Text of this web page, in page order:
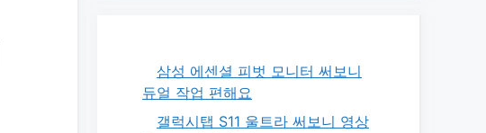
삼성 에센셜 피벗 모니터 써보니
듀얼 작업 편해요
갤럭시탭 S11 울트라 써보니 영상